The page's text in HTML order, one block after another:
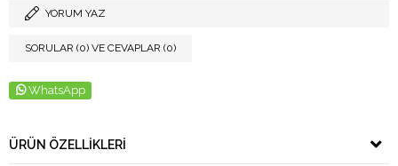
YORUM YAZ
SORULAR (0) VE CEVAPLAR (0)
WhatsApp
ÜRÜN ÖZELLIKLERI